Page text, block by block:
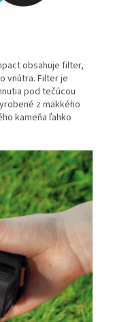
obsahuje filter,
vnútra. Filter je
pod tečúcou
z mäkkého
kameňa ľahko